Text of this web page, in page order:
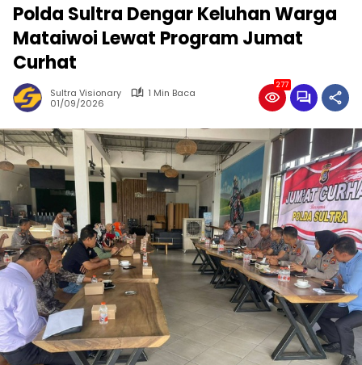
Polda Sultra Dengar Keluhan Warga
Mataiwoi Lewat Program Jumat
Curhat
Sultra Visionary
1 Min Baca
01/09/2026
277